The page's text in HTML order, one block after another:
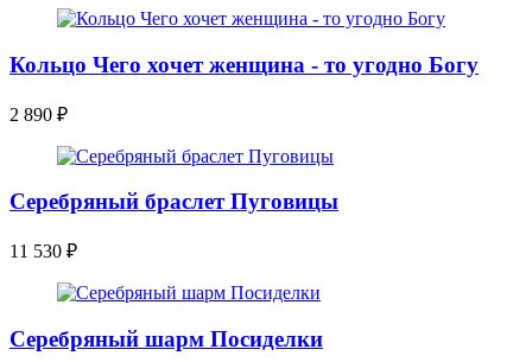
Кольцо Чего хочет женщина - то угодно Богу
2 890 ₽
Серебряный браслет Пуговицы
11 530 ₽
Серебряный шарм Посиделки